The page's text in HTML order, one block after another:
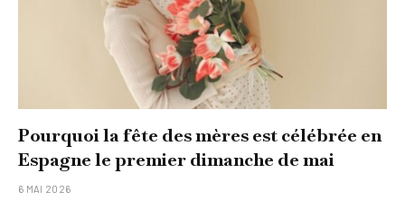
Pourquoi la fête des mères est célébrée en
Espagne le premier dimanche de mai
6 MAI 2026